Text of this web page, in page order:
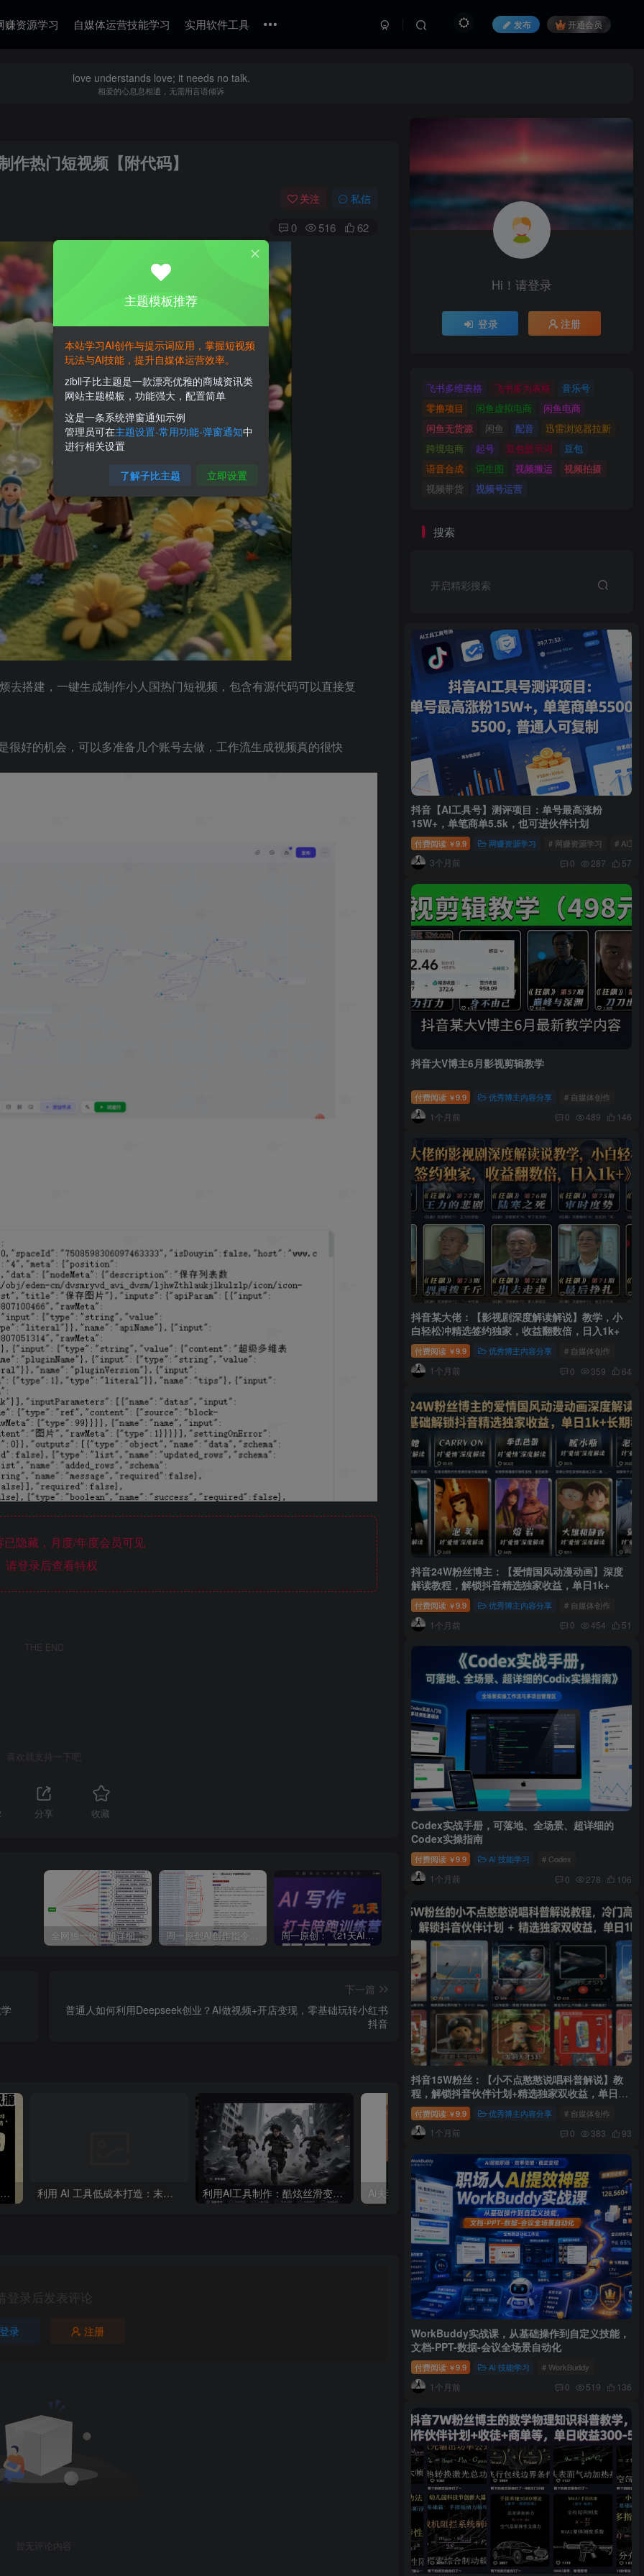
赚资源学习 自媒体运营技能学习 实用软件工具 发布 开通会员
love understands love; it needs no talk.
相爱的心息息相通，无需用言语倾诉
热门短视频【附代码】
关注 私信
0 516 62
搭建，一键生成制作小人国热门短视频，包含有源代码可以直接复
好的机会，可以多准备几个账号去做，工作流生成视频真的很快
隐藏，月度/年度会员可见
请登录后查看特权
THE END
喜欢就支持一下吧
分享 收藏
全网独一份：超详细的40+个自媒体赛道领域解析手册，让你的内容创作不再局限！ 周一原创AI创作指令词：30+个领域赛道的创作提示词集合 周一原创：《21天AI写作打卡陪跑训练营》全部内容讲解！（网站会员免费学习…） 小说推文：曼波推文玩法，起号快，流量猛，一天收益1k+ “不略”爆火简笔画书单号项目拆解，利用AI快速制作简笔画书单视频
下一篇
普通人如何利用Deepseek创业？AI做视频+开店变现，零基础玩转小红书
抖音
“不略”爆火简笔画书单号项目拆解，利用AI快速制作简笔画书单视频 利用 AI 工具低成本打造：末日生存题材系列短片， 利用AI工具制作：酷炫丝滑变装视频，流量爆炸，轻松日入5张+ Ai夫妻搞笑对话，动画短视频五分钟做一条
登录后发表评论
登录 注册
暂无评论内容
Hi！请登录
登录 注册
飞书多维表格 飞书多为表格
音乐号
零撸项目
闲鱼虚拟电商
闲鱼电商
闲鱼无货源
闲鱼 配音
迅雷浏览器拉新
跨境电商
起号 豆包提示词
豆包
语音合成
词生图 视频搬运
视频拍摄
视频带货
视频号运营
搜索
开启精彩搜索
抖音【AI工具号】测评项目：单号最高涨粉
15W+，单笔商单5.5k，也可进伙伴计划
付费阅读 ￥9.9 网赚资源学习 # 网赚资源学习 # AI工
3个月前 0 287 57
抖音大V博主6月影视剪辑教学
付费阅读 ￥9.9 优秀博主内容分享 # 自媒体创作
1个月前 0 489 146
抖音某大佬：【影视剧深度解读解说】教学，小
白轻松冲精选签约独家，收益翻数倍，日入1k+
付费阅读 ￥9.9 优秀博主内容分享 # 自媒体创作
1个月前 0 359 64
抖音24W粉丝博主：【爱情国风动漫动画】深度
解读教程，解锁抖音精选独家收益，单日1k+
付费阅读 ￥9.9 优秀博主内容分享 # 自媒体创作
1个月前 0 454 51
Codex实战手册，可落地、全场景、超详细的
Codex实操指南
付费阅读 ￥9.9 AI 技能学习 # Codex
1个月前 0 278 106
抖音15W粉丝：【小不点憨憨说唱科普解说】教
程，解锁抖音伙伴计划+精选独家双收益，单日
1k+
付费阅读 ￥9.9 优秀博主内容分享 # 自媒体创作
1个月前 0 383 93
WorkBuddy实战课，从基础操作到自定义技能，
文档-PPT-数据-会议全场景自动化
付费阅读 ￥9.9 AI 技能学习 # WorkBuddy
1个月前 0 519 136
主题模板推荐
本站学习AI创作与提示词应用，掌握短视频
玩法与AI技能，提升自媒体运营效率。
zibll子比主题是一款漂亮优雅的商城资讯类
网站主题模板，功能强大，配置简单
这是一条系统弹窗通知示例
管理员可在主题设置-常用功能-弹窗通知中
进行相关设置
了解子比主题 立即设置